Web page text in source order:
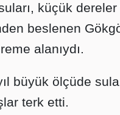
küçük
beslenen
alanıydı.
büyük ölçüde
terk etti.